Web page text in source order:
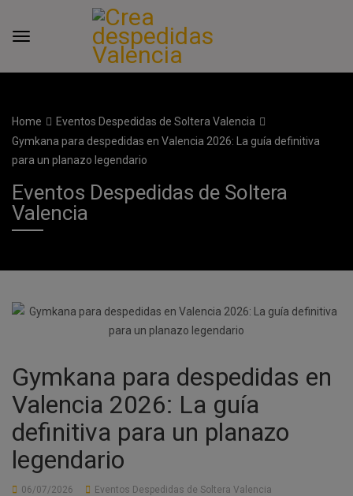
Home
Eventos Despedidas de Soltera Valencia
Gymkana para despedidas en Valencia 2026: La guía definitiva
para un planazo legendario
Eventos Despedidas de Soltera
Valencia
Gymkana para despedidas en
Valencia 2026: La guía
definitiva para un planazo
legendario
06/07/2026 Eventos Despedidas de Soltera Valencia